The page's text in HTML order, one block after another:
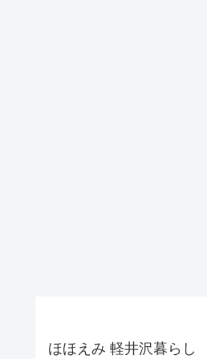
ほほえみ 軽井沢暮らし